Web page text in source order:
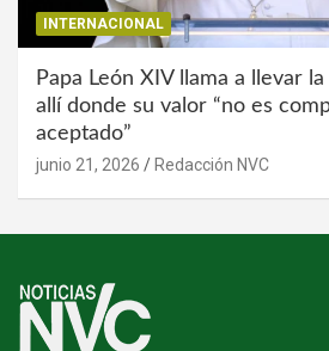
INTERNACIONAL
Papa León XIV llama a llevar
allí donde su valor “no es
aceptado”
junio 21, 2026 Redacción NVC